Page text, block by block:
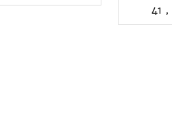
,
41